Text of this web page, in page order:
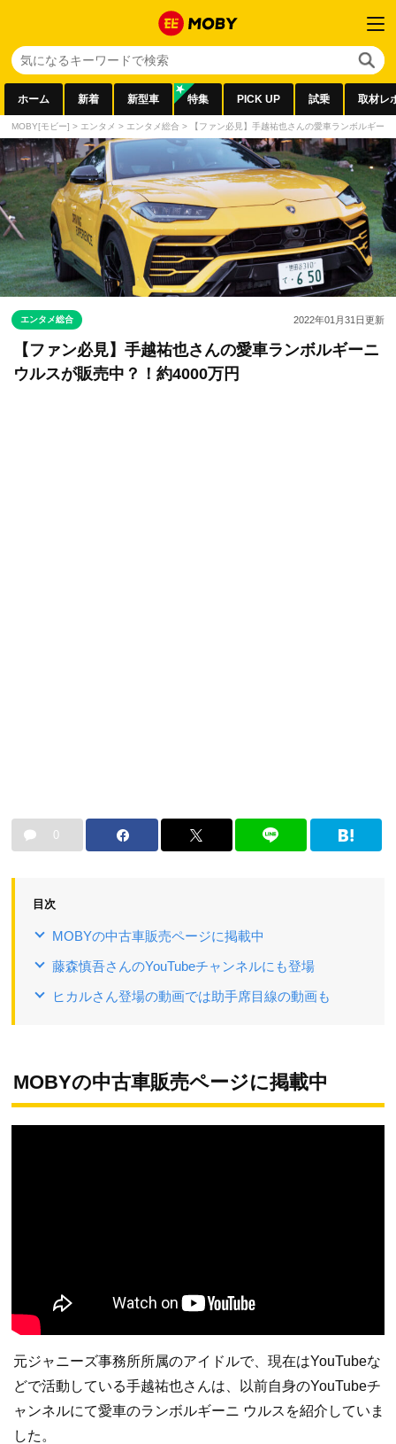
ホーム 新着 新型車 特集 PICK UP 試乗 取材レ
MOBY[モビー] > エンタメ > エンタメ総合 > 【ファン必見】手越祐也さんの愛車ランボルギー
エンタメ総合 2022年01月31日更新
【ファン必見】手越祐也さんの愛車ランボルギーニ
ウルスが販売中？！約4000万円
0
目次
MOBYの中古車販売ページに掲載中
藤森慎吾さんのYouTubeチャンネルにも登場
ヒカルさん登場の動画では助手席目線の動画も
MOBYの中古車販売ページに掲載中
元ジャニーズ事務所所属のアイドルで、現在はYouTubeな
どで活動している手越祐也さんは、以前自身のYouTubeチ
ャンネルにて愛車のランボルギーニ ウルスを紹介していま
した。